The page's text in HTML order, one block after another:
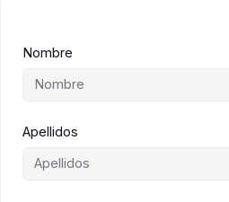
Nombre
Apellidos